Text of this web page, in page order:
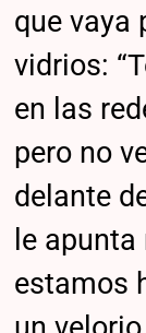
que vaya
vidrios:
en las
pero no
delante
le
estamos